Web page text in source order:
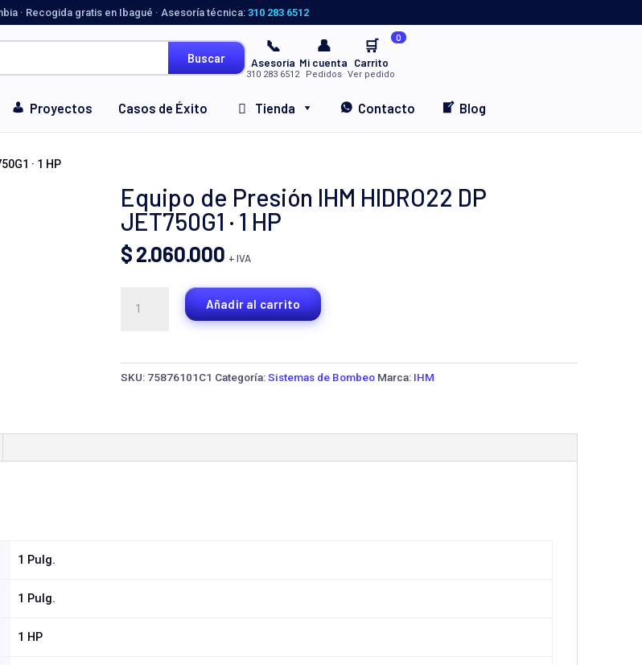
· Recogida gratis en Ibagué · Asesoría técnica: 310 283 6512
Buscar
📞
Asesoría
310 283 6512
👤
Mi cuenta
Pedidos
🛒 0
Carrito
Ver pedido
Proyectos Casos de Éxito Tienda Contacto Blog
· 1 HP
Equipo de Presión IHM HIDRO22 DP
JET750G1 · 1 HP
$2.060.000 + IVA
HP
Añadir al carrito
SKU: 75876101C1 Categoría:Sistemas de Bombeo Marca: IHM
1 Pulg.
1 Pulg.
1 HP